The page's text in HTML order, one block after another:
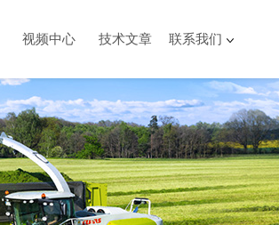
视频中心 技术文章 联系我们